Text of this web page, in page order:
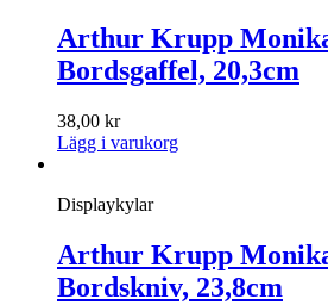
Arthur Krupp
Bordsgaffel, 20,3cm
38,00 kr
Lägg i varukorg
Displaykylar
Arthur Krupp
Bordskniv, 23,8cm